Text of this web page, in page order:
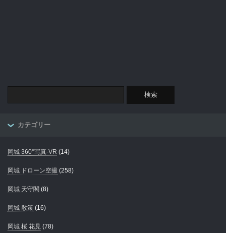
カテゴリー
岡城 360°写真-VR (14)
岡城 ドローン空撮 (258)
岡城 天守閣 (8)
岡城 散策 (16)
岡城 桜 花見 (78)